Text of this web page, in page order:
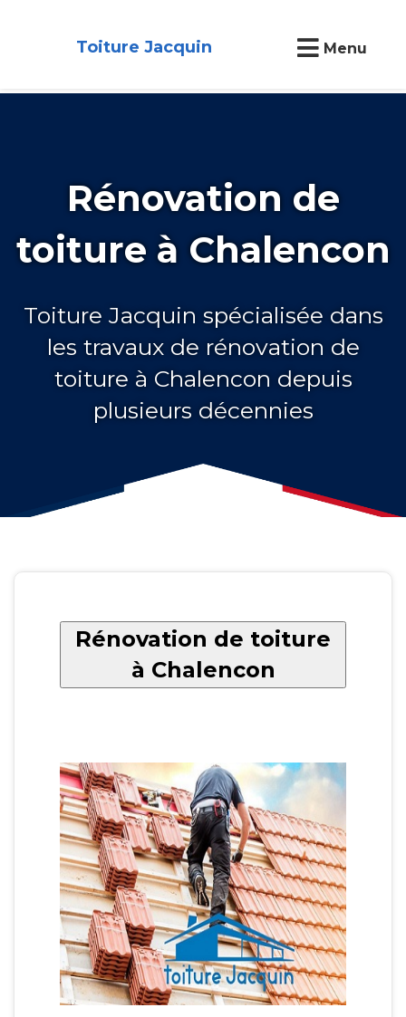
Toiture Jacquin Menu
Rénovation de
toiture à Chalencon
Toiture Jacquin spécialisée dans
les travaux de rénovation de
toiture à Chalencon depuis
plusieurs décennies
Rénovation de toiture
à Chalencon